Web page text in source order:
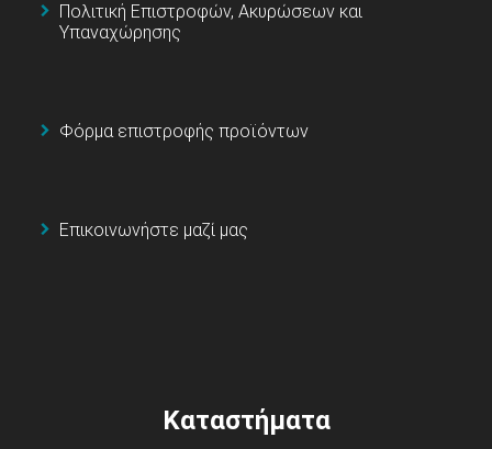
Πολιτική Επιστροφών, Ακυρώσεων και
Υπαναχώρησης
Φόρμα επιστροφής προϊόντων
Επικοινωνήστε μαζί μας
Καταστήματα